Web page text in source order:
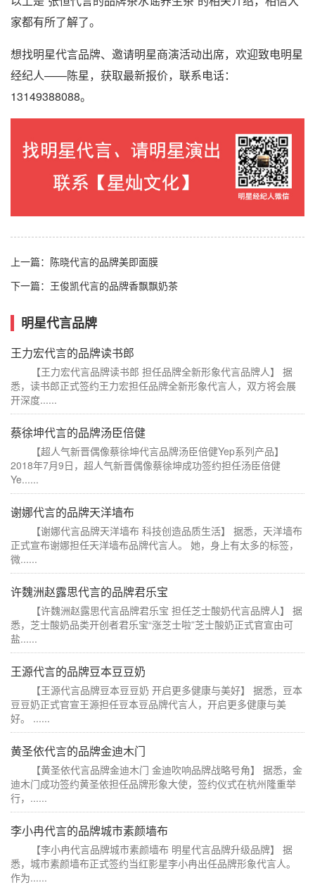
家都有所了解了。
想找明星代言品牌、邀请明星商演活动出席，欢迎致电明星
经纪人——陈星，获取最新报价，联系电话：
13149388088。
上一篇： 陈晓代言的品牌美即面膜
下一篇： 王俊凯代言的品牌香飘飘奶茶
明星代言品牌
王力宏代言的品牌读书郎
【王力宏代言品牌读书郎 担任品牌全新形象代言品牌人】 据
悉，读书郎正式签约王力宏担任品牌全新形象代言人，双方将会展
开深度......
蔡徐坤代言的品牌汤臣倍健
【超人气新晋偶像蔡徐坤代言品牌汤臣倍健Yep系列产品】
2018年7月9日，超人气新晋偶像蔡徐坤成功签约担任汤臣倍健
Ye......
谢娜代言的品牌天洋墙布
【谢娜代言品牌天洋墙布 科技创造品质生活】 据悉，天洋墙布
正式宣布谢娜担任天洋墙布品牌代言人。 她，身上有太多的标签，
微......
许魏洲赵露思代言的品牌君乐宝
【许魏洲赵露思代言品牌君乐宝 担任芝士酸奶代言品牌人】 据
悉，芝士酸奶品类开创者君乐宝“涨芝士啦”芝士酸奶正式官宣由可
盐......
王源代言的品牌豆本豆豆奶
【王源代言品牌豆本豆豆奶 开启更多健康与美好】 据悉，豆本
豆豆奶正式官宣王源担任豆本豆品牌代言人，开启更多健康与美
好。 ......
黄圣依代言的品牌金迪木门
【黄圣依代言品牌金迪木门 金迪吹响品牌战略号角】 据悉，金
迪木门成功签约黄圣依担任品牌形象大使，签约仪式在杭州隆重举
行，......
李小冉代言的品牌城市素颜墙布
【李小冉代言品牌城市素颜墙布 明星代言品牌升级品牌】 据
悉，城市素颜墙布正式签约当红影星李小冉出任品牌形象代言人。
作为......